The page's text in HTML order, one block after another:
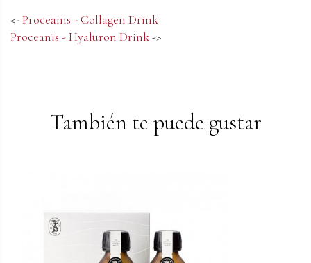
<-Proceanis - Collagen Drink
Proceanis - Hyaluron Drink->
También te puede gustar